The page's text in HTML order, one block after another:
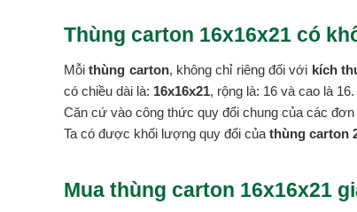
Thùng carton 16x16x21 có
Mỗithùng carton, không chỉ riêng đối với kích
có chiều dài là: 16x16x21, rộng là: 16 và cao là
Căn cứ vào công thức quy đổi chung của các
Ta có được khối lượng quy đổi của thùng carton
Mua thùng carton 16x16x21